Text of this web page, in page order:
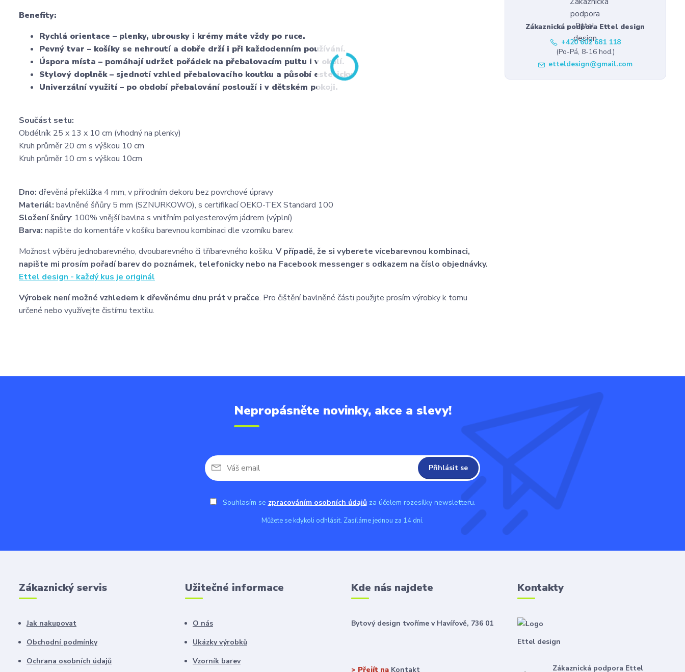
Benefity:
Rychlá orientace – plenky, ubrousky i krémy máte vždy po ruce.
Pevný tvar – košíky se nehroutí a dobře drží i při každodenním používání.
Úspora místa – pomáhají udržet pořádek na přebalovacím pultu i v okolí.
Stylový doplněk– sjednotí vzhled přebalovacího koutku a působí esteticky.
Univerzální využití– po období přebalování poslouží i v dětském pokoji.
Součást setu:
Obdélník 25 x 13 x 10 cm (vhodný na plenky)
Kruh průměr 20 cm s výškou 10 cm
Kruh průměr 10 cm s výškou 10cm
Dno: dřevěná překližka 4 mm, v přírodním dekoru bez povrchové úpravy
Materiál: bavlněné šňůry 5 mm (SZNURKOWO), s certifikací OEKO-TEX Standard 100
Složení šnůry: 100% vnější bavlna s vnitřním polyesterovým jádrem (výplní)
Barva: napište do komentáře v košíku barevnou kombinaci dle vzorníku barev.
Možnost výběru jednobarevného, dvoubarevného či tříbarevného košíku. V případě, že si vyberete vícebarevnou kombinaci,
napište mi prosím pořadí barev do poznámek, telefonicky nebo na Facebook messenger s odkazem na číslo objednávky.
Ettel design - každý kus je originál
Výrobek není možné vzhledem k dřevěnému dnu prát v pračce. Pro čištění bavlněné části použijte prosím výrobky k tomu
určené nebo využívejte čistírnu textilu.
Zákaznická podpora Ettel design
+420 602 681 118
(Po-Pá, 8-16 hod.)
etteldesign@gmail.com
Nepropásněte novinky, akce a slevy!
Přihlásit se
Souhlasím se zpracováním osobních údajůza účelem rozesílky newsletteru.
Můžete se kdykoli odhlásit. Zasíláme jednou za 14 dní.
Zákaznický servis
Jak nakupovat
Obchodní podmínky
Ochrana osobních údajů
Užitečné informace
O nás
Ukázky výrobků
Vzorník barev
Kde nás najdete
Bytový design tvoříme v Havířově, 736 01
> Přejít na Kontakt
Kontakty
Ettel design
Zákaznická podpora Ettel